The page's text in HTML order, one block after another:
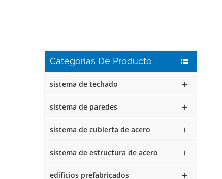
Categorías De Producto
sistema de techado
sistema de paredes
sistema de cubierta de acero
sistema de estructura de acero
edificios prefabricados